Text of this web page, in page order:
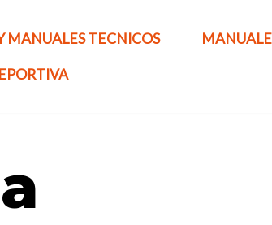
MANUALES TECNICOS